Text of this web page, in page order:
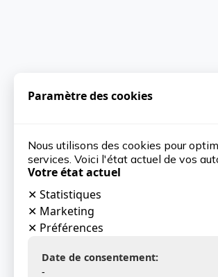
Paramètre des cookies
Nous utilisons des cookies pour
services. Voici l'état actuel de vos
Votre état actuel
✕ Statistiques
✕ Marketing
✕ Préférences
Date de consentement:
-